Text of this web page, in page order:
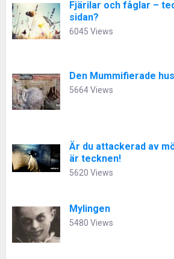
Fjärilar och fåglar –
sidan?
6045 Views
Den Mummifierade
5664 Views
Är du attackerad av
är tecknen!
5620 Views
Mylingen
5480 Views